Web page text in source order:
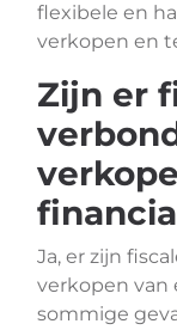
flexibele en
verkopen en
Zijn er
Ja, er zijn
verkopen van
sommige